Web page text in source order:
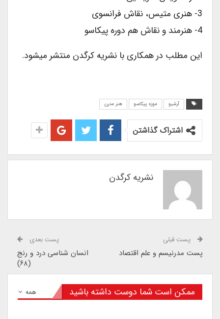
این مطلب در همکاری با نشریه کرگدن منتشر میشود.
آرشیو موزه پیکاسو هنر مدرن
اشتراک گذاشتن
نشریه کرگدن
پست قبلی
پست مدرنیسم و علم اقتصاد
پست بعدی
انسان شناسی درد و رنج
همه ممکن است شما دوست داشته باشید